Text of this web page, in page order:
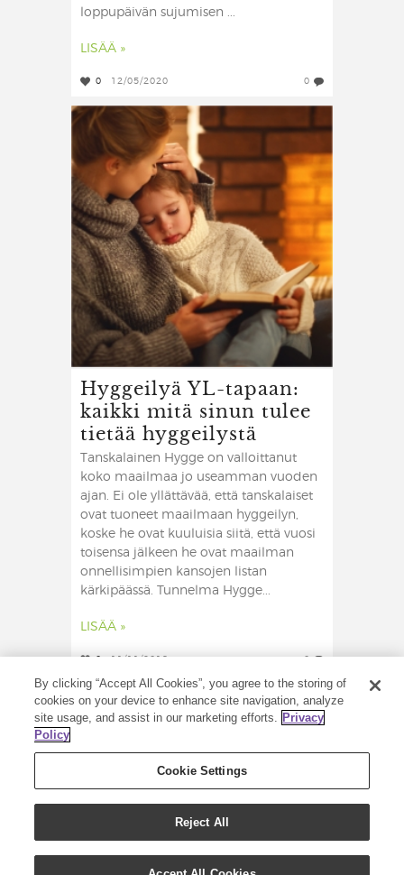
loppupäivän sujumisen ...
LISÄÄ »
0 12/05/2020 0
Hyggeilyä YL-tapaan:
kaikki mitä sinun tulee
tietää hyggeilystä
Tanskalainen Hygge on valloittanut
koko maailmaa jo useamman vuoden
ajan. Ei ole yllättävää, että tanskalaiset
ovat tuoneet maailmaan hyggeilyn,
koske he ovat kuuluisia siitä, että vuosi
toisensa jälkeen he ovat maailman
onnellisimpien kansojen listan
kärkipäässä. Tunnelma Hygge...
LISÄÄ »
0 11/11/2019 0
COPYRIGHT (C) 2020 – KAIKKI OIKEUDET
PIDÄTETÄÄN – YOUNG LIVING
By clicking “Accept All Cookies”, you agree to the storing of
cookies on your device to enhance site navigation, analyze
site usage, and assist in our marketing efforts. Privacy
Policy
Cookie Settings
Reject All